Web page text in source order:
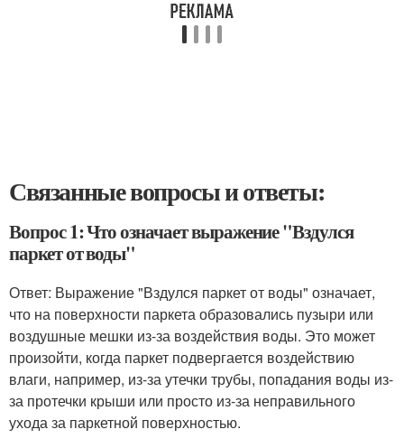
Связанные вопросы и ответы:
Вопрос 1: Что означает выражение "Вздулся
паркет от воды"
Ответ: Выражение "Вздулся паркет от воды" означает,
что на поверхности паркета образовались пузыри или
воздушные мешки из-за воздействия воды. Это может
произойти, когда паркет подвергается воздействию
влаги, например, из-за утечки трубы, попадания воды из-
за протечки крыши или просто из-за неправильного
ухода за паркетной поверхностью.